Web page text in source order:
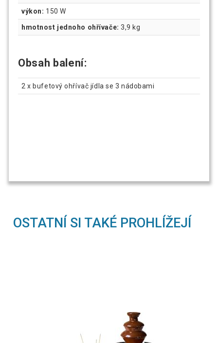
výkon: 150 W
hmotnost jednoho ohřívače: 3,9 kg
Obsah balení:
2 x bufetový ohřívač jídla se 3 nádobami
OSTATNÍ SI TAKÉ PROHLÍŽEJÍ